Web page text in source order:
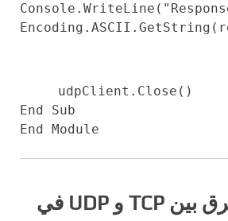
Console.WriteLine(
udpClient.Close()
End
Sub
End
Module
سابعًا: الفرق بين TCP و UDP في